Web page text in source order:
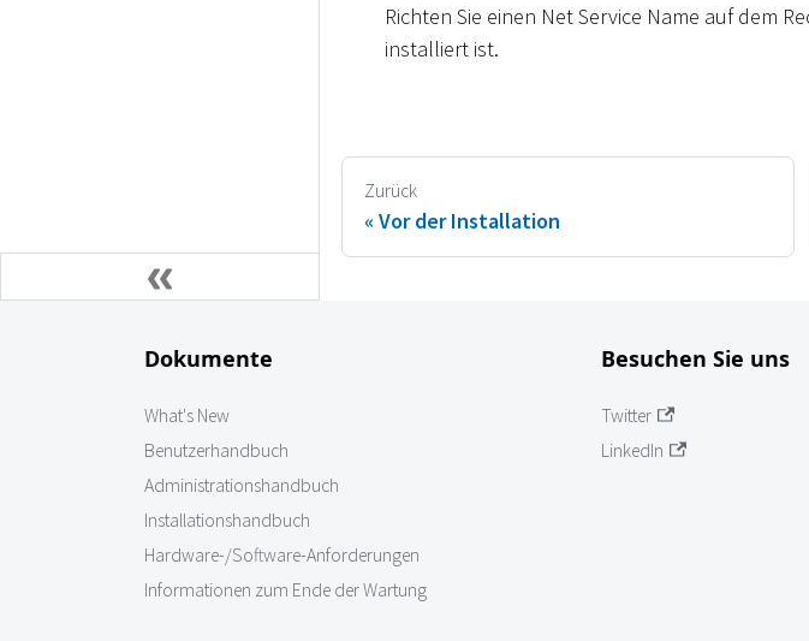
Richten Sie einen Net Service Name auf dem
installiert ist.
Zurück
Vor der Installation
Dokumente
What's New
Benutzerhandbuch
Administrationshandbuch
Installationshandbuch
Hardware-/Software-Anforderungen
Informationen zum Ende der Wartung
Besuchen Sie uns
Twitter
LinkedIn